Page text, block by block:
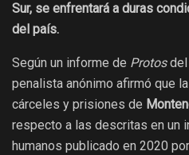
Sur, se enfrentará a duras
del país.
Según un informe de Protosdel
penalista anónimo afirmó que
cárceles y prisiones de
respecto a las descritas en un
humanos publicado en 2020